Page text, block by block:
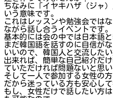
ちなみに「イヤキハザ（ジャ
いう意味です。
これはレッスンや勉強会では
ながら話し合うイベントです。
基本的には会の中では日本語
まだ韓国語を話すのに自信が
いいので、韓国人と交流した
出来れば、簡単な自己紹介だ
ていただければ問題ないと思い
そして一人で参加する女性の
だから迷っている方も安心して
もし、女性だけで話したい方